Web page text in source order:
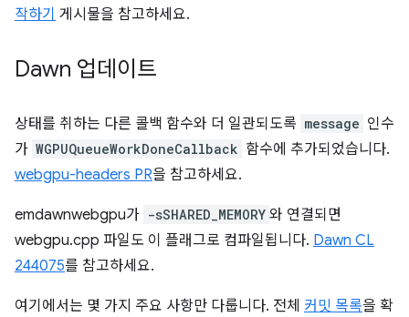
작하기 게시물을 참고하세요.
Dawn 업데이트
상태를 취하는 다른 콜백 함수와 더 일관되도록 message 인수
가 WGPUQueueWorkDoneCallback 함수에 추가되었습니다.
webgpu-headers PR을 참고하세요.
emdawnwebgpu가 -sSHARED_MEMORY 와 연결되면
webgpu.cpp 파일도 이 플래그로 컴파일됩니다. Dawn CL
244075를 참고하세요.
여기에서는 몇 가지 주요 사항만 다룹니다. 전체 커밋 목록을 확